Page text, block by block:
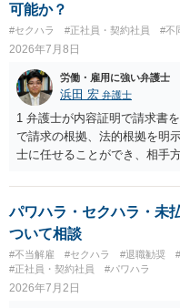
可能か？
#セクハラ #正社員・契約社員 #不
2026年7月8日
労働・雇用に強い弁護士
浜田 宏 弁護士
1 弁護士が内容証明で請求書
で請求の根拠、法的根拠を明
士に任せることができ、相手
請求は可能ですが、相手が
民事訴訟に証拠の制限はあり
の観点から、裁判の証拠にす
る場合があります。)。 ３ 会
したかわかりませんが、会社
て、裁判所も認定しないとは
パワハラ・セクハラ・未
ついて相談
#不当解雇 #セクハラ #退職勧奨
#正社員・契約社員
#パワハラ
2026年7月2日